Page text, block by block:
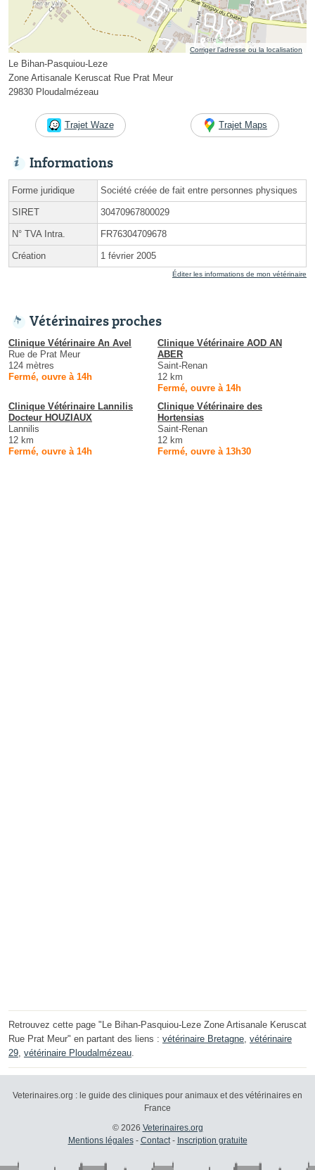
Corriger l’adresse ou la localisation
Le Bihan-Pasquiou-Leze
Zone Artisanale Keruscat Rue Prat Meur
29830 Ploudalmézeau
Trajet Waze Trajet Maps
Informations
Forme juridique Société créée de fait entre personnes physiques
SIRET 30470967800029
N° TVA Intra. FR76304709678
Création 1 février 2005
Éditer les informations de mon vétérinaire
Vétérinaires proches
Clinique Vétérinaire An Avel
Rue de Prat Meur
124 mètres
Fermé, ouvre à 14h
Clinique Vétérinaire AOD AN
ABER
Saint-Renan
12 km
Fermé, ouvre à 14h
Clinique Vétérinaire Lannilis
Docteur HOUZIAUX
Lannilis
12 km
Fermé, ouvre à 14h
Clinique Vétérinaire des
Hortensias
Saint-Renan
12 km
Fermé, ouvre à 13h30
Retrouvez cette page "Le Bihan-Pasquiou-Leze Zone Artisanale Keruscat
Rue Prat Meur" en partant des liens : vétérinaire Bretagne, vétérinaire
29, vétérinaire Ploudalmézeau.
Veterinaires.org : le guide des cliniques pour animaux et des vétérinaires en
France
© 2026 Veterinaires.org
Mentions légales- Contact- Inscription gratuite